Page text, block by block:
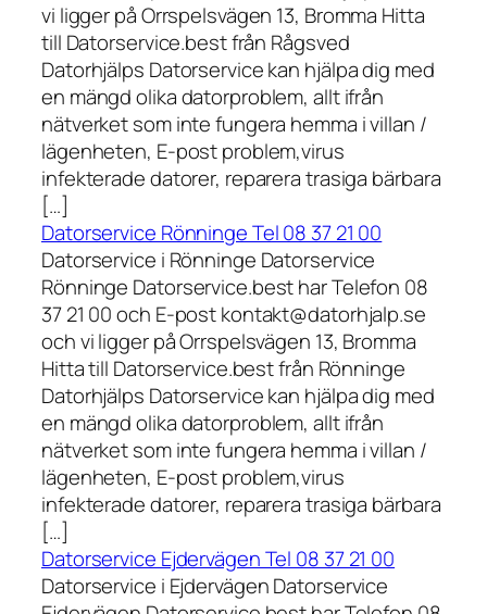
vi ligger på Orrspelsvägen 13, Bromma Hitta
till Datorservice.best från Rågsved
Datorhjälps Datorservice kan hjälpa dig med
en mängd olika datorproblem, allt ifrån
nätverket som inte fungera hemma i villan /
lägenheten, E-post problem,virus
infekterade datorer, reparera trasiga bärbara
[…]
Datorservice Rönninge Tel 08 37 21 00
Datorservice i Rönninge Datorservice
Rönninge Datorservice.best har Telefon 08
37 21 00 och E-post kontakt@datorhjalp.se
och vi ligger på Orrspelsvägen 13, Bromma
Hitta till Datorservice.best från Rönninge
Datorhjälps Datorservice kan hjälpa dig med
en mängd olika datorproblem, allt ifrån
nätverket som inte fungera hemma i villan /
lägenheten, E-post problem,virus
infekterade datorer, reparera trasiga bärbara
[…]
Datorservice Ejdervägen Tel 08 37 21 00
Datorservice i Ejdervägen Datorservice